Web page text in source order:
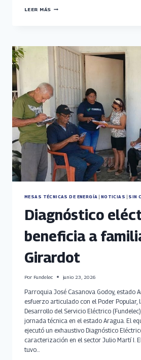
LEER MÁS FUNDELEC
ELÉCTRICOS
TINAQUILLO
MESAS TÉCNICAS DE ENERGÍA NOTICIAS SIN
Diagnóstico
beneficia a
Girardot
Por Fundelec junio 23, 2026
Parroquia José Casanova Godoy, estado
esfuerzo articulado con el Poder Popular,
Desarrollo del Servicio Eléctrico
jornada técnica en el estado Aragua. El
ejecutó un exhaustivo Diagnóstico
caracterización en el sector Julio Martí I.
tuvo…